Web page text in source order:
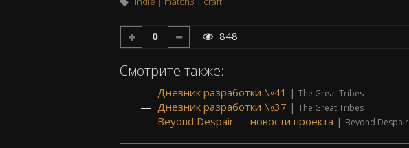
0 848
Смотрите также:
Дневник разработки №41 | The Great Tribes
Дневник разработки №37 | The Great Tribes
Beyond Despair — новости проекта | Beyond Despair